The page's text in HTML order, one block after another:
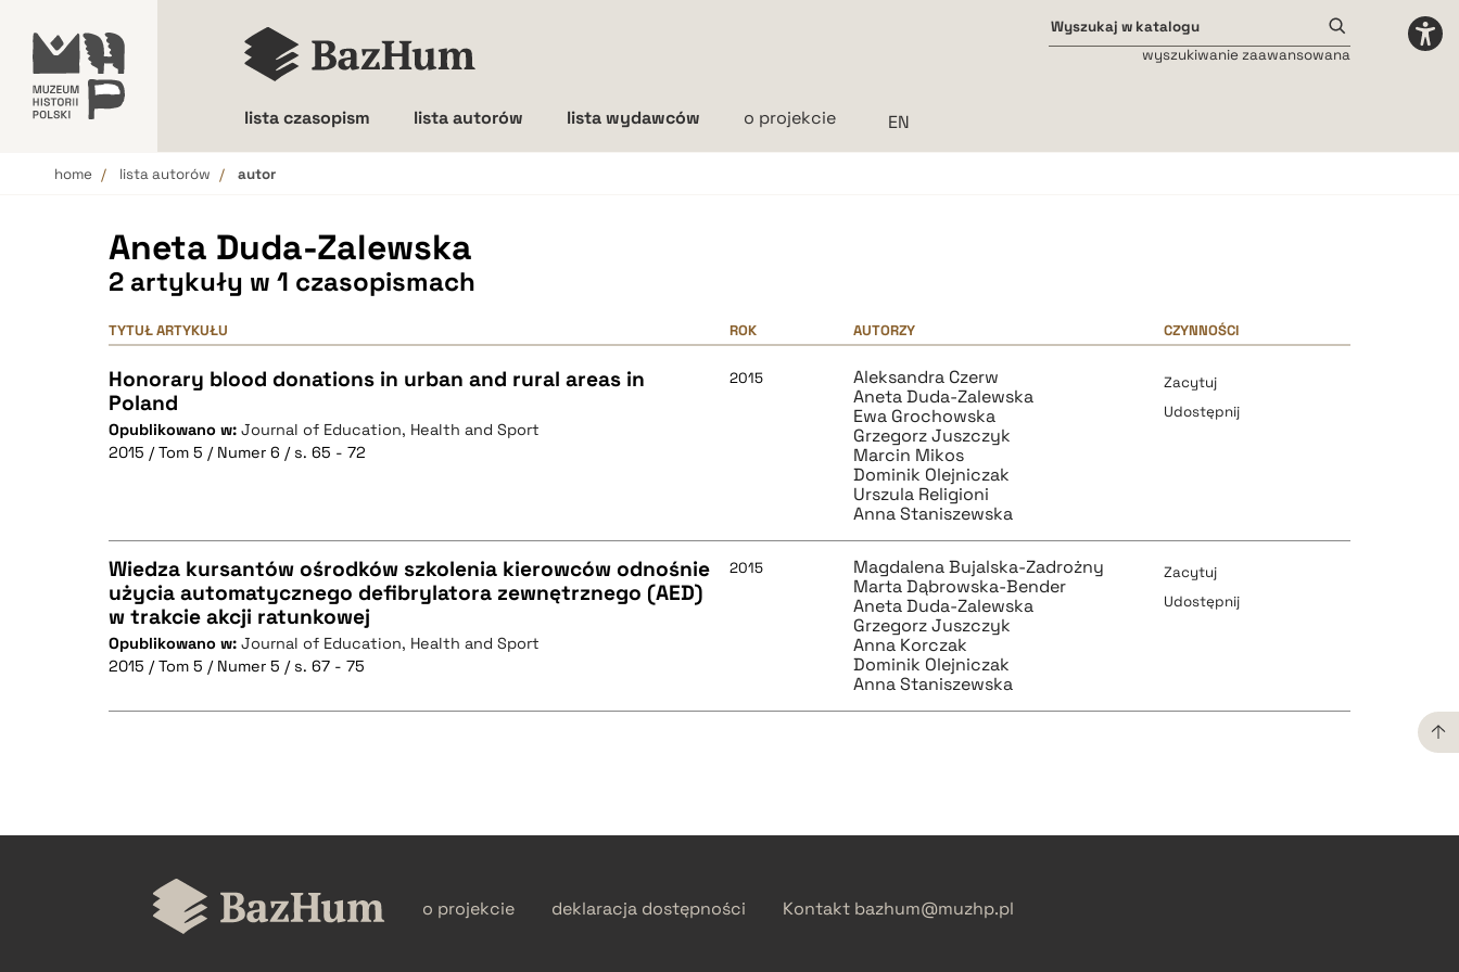
lista czasopism lista autorów lista wydawców o projekcie
wyszukiwanie zaawansowana
home lista autorów autor
Aneta Duda-Zalewska
2 artykuły w 1 czasopismach
TYTUŁ ARTYKUŁU ROK AUTORZY CZYNNOŚCI
Honorary blood donations in urban and rural areas in
Poland
Opublikowano w: Journal of Education, Health and Sport
2015 / Tom 5 / Numer 6 / s. 65 - 72
2015
Aleksandra Czerw
Aneta Duda-Zalewska
Ewa Grochowska
Grzegorz Juszczyk
Marcin Mikos
Dominik Olejniczak
Urszula Religioni
Anna Staniszewska
Zacytuj
Udostępnij
CZYSTY TEKST
Wiedza kursantów ośrodków szkolenia kierowców odnośnie
użycia automatycznego defibrylatora zewnętrznego (AED)
w trakcie akcji ratunkowej
Opublikowano w: Journal of Education, Health and Sport
2015 / Tom 5 / Numer 5 / s. 67 - 75
2015
Magdalena Bujalska-Zadrożny
Marta Dąbrowska-Bender
Aneta Duda-Zalewska
Grzegorz Juszczyk
Anna Korczak
Dominik Olejniczak
Anna Staniszewska
Zacytuj
Udostępnij
pobierz cytat
BIBTEX o projekcie deklaracja dostępności Kontakt bazhum@muzhp.pl